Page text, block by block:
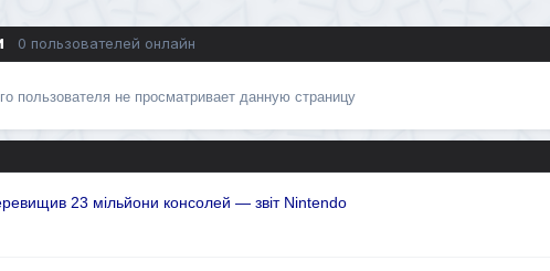
0 пользователей онлайн
пользователя не просматривает данную страницу
23 мільйони консолей — звіт Nintendo